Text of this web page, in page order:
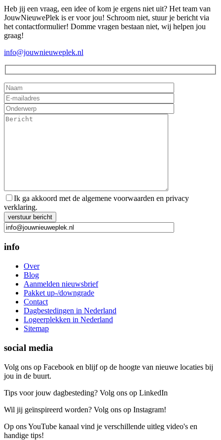
Heb jij een vraag, een idee of kom je ergens niet uit? Het team van
JouwNieuwePlek is er voor jou! Schroom niet, stuur je bericht via
het contactformulier! Domme vragen bestaan niet, wij helpen jou
graag!
info@jouwnieuweplek.nl
Ik ga akkoord met de algemene voorwaarden en privacy
verklaring.
Gelieve dit veld leeg te laten.
info
Over
Blog
Aanmelden nieuwsbrief
Pakket up-/downgrade
Contact
Dagbestedingen in Nederland
Logeerplekken in Nederland
Sitemap
social media
Volg ons op Facebook en blijf op de hoogte van nieuwe locaties bij
jou in de buurt.
Tips voor jouw dagbesteding? Volg ons op LinkedIn
Wil jij geïnspireerd worden? Volg ons op Instagram!
Op ons YouTube kanaal vind je verschillende uitleg video's en
handige tips!